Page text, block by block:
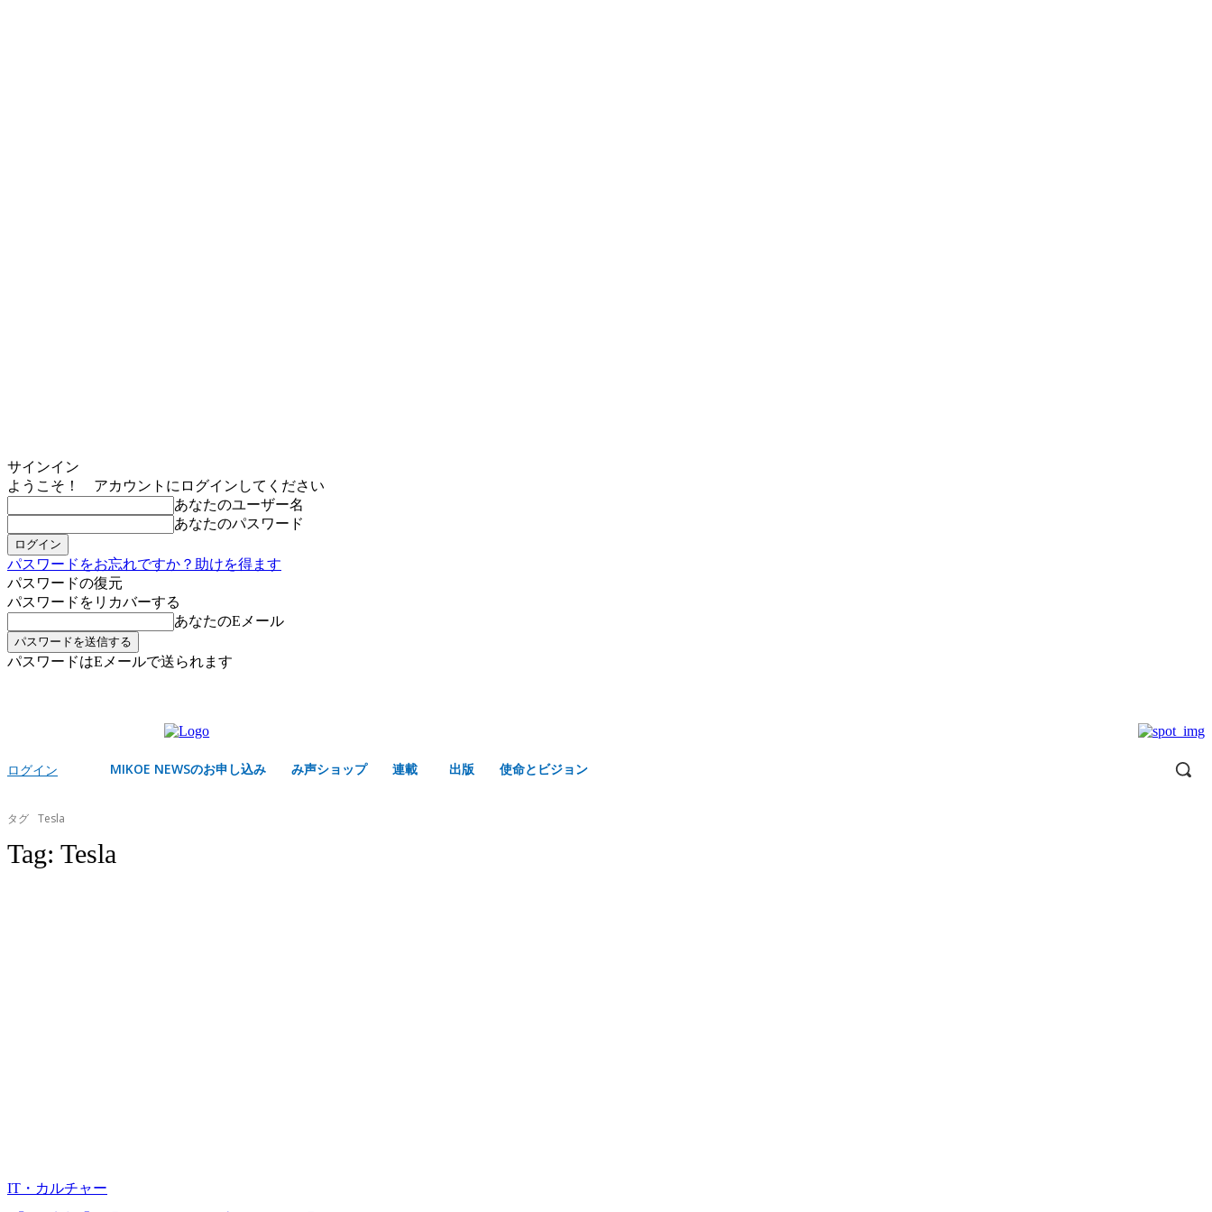
サインイン
ようこそ！ アカウントにログインしてください
あなたのユーザー名
あなたのパスワード
パスワードをお忘れですか？助けを得ます
パスワードの復元
パスワードをリカバーする
あなたのEメール
パスワードはEメールで送られます
ログイン MIKOE NEWSのお申し込み み声ショップ 連載 出版 使命とビジョン
タグ Tesla
Tag: Tesla
IT・カルチャー